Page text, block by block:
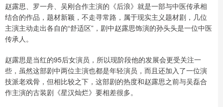
赵露思、罗一舟、吴刚合作主演的《后浪》就是一部与中医传承相
结合的作品，题材新颖，不走寻常路，属于现实主义题材剧，几位
主演主动走出各自的“舒适区”，剧中赵露思饰演的孙头头是一位中医
传承人。
赵露思是当红的95后女演员，所以现阶段他的发展会更受关注一
些，虽然这部剧中两位主演也都是年轻演员，而且还加入了一位演
技派老戏骨，但相比较之下，这部剧的热度和赵露思之前与吴磊合
作主演的古装剧《星汉灿烂》要相差很多。